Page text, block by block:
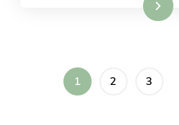
Lire la suite
1 2 3